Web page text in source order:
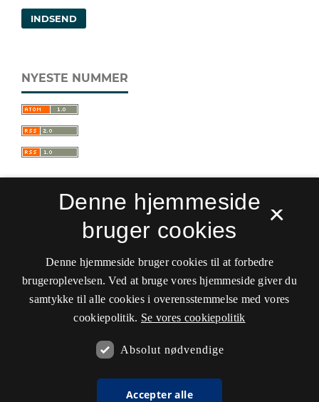
INDSEND
NYESTE NUMMER
Sprogforum. Tidsskrift for sprog- og
kulturpædagogik
ISSN 0909-9328 (Trykt)
ISSN 1399-8617 (Online)
Tilgængelighedserklæring
Det Kgl. Bibliotek
×
Denne hjemmeside
bruger cookies
Denne hjemmeside bruger cookies til at forbedre
brugeroplevelsen. Ved at bruge vores hjemmeside giver du
samtykke til alle cookies i overensstemmelse med vores
cookiepolitik. Se vores cookiepolitik
Absolut nødvendige
Accepter alle